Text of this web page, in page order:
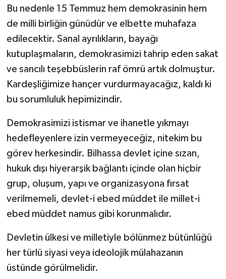
Bu nedenle 15 Temmuz hem demokrasinin hem
de milli birliğin günüdür ve elbette muhafaza
edilecektir. Sanal ayrılıkların, bayağı
kutuplaşmaların, demokrasimizi tahrip eden sakat
ve sancılı teşebbüslerin raf ömrü artık dolmuştur.
Kardeşliğimize hançer vurdurmayacağız, kaldı ki
bu sorumluluk hepimizindir.
Demokrasimizi istismar ve ihanetle yıkmayı
hedefleyenlere izin vermeyeceğiz, nitekim bu
görev herkesindir. Bilhassa devlet içine sızan,
hukuk dışı hiyerarşik bağlantı içinde olan hiçbir
grup, oluşum, yapı ve organizasyona fırsat
verilmemeli, devlet-i ebed müddet ile millet-i
ebed müddet namus gibi korunmalıdır.
Devletin ülkesi ve milletiyle bölünmez bütünlüğü
her türlü siyasi veya ideolojik mülahazanın
üstünde görülmelidir.